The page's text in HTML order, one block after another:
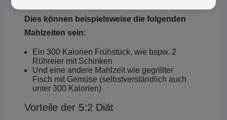
Dies können beispielsweise die folgenden
Mahlzeiten sein:
Ein 300 Kalorien Frühstück, wie bspw. 2
Rühreier mit Schinken
Und eine andere Mahlzeit wie gegrillter
Fisch mit Gemüse (selbstverständlich auch
unter 300 Kalorien)
Vorteile der 5:2 Diät